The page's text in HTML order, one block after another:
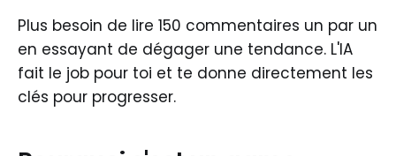
Plus besoin de lire 150 commentaires un par un
en essayant de dégager une tendance. L'IA
fait le job pour toi et te donne directement les
clés pour progresser.